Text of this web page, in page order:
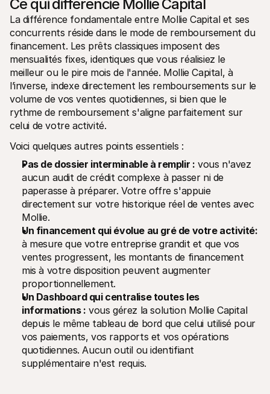
Ce qui différencie Mollie Capital
La différence fondamentale entre Mollie Capital et ses
concurrents réside dans le mode de remboursement du
financement. Les prêts classiques imposent des
mensualités fixes, identiques que vous réalisiez le
meilleur ou le pire mois de l'année. Mollie Capital, à
l’inverse, indexe directement les remboursements sur le
volume de vos ventes quotidiennes, si bien que le
rythme de remboursement s'aligne parfaitement sur
celui de votre activité.
Voici quelques autres points essentiels :
Pas de dossier interminable à remplir : vous n'avez
aucun audit de crédit complexe à passer ni de
paperasse à préparer. Votre offre s'appuie
directement sur votre historique réel de ventes avec
Mollie.
Un financement qui évolue au gré de votre activité:
à mesure que votre entreprise grandit et que vos
ventes progressent, les montants de financement
mis à votre disposition peuvent augmenter
proportionnellement.
Un Dashboard qui centralise toutes les
informations : vous gérez la solution Mollie Capital
depuis le même tableau de bord que celui utilisé pour
vos paiements, vos rapports et vos opérations
quotidiennes. Aucun outil ou identifiant
supplémentaire n'est requis.